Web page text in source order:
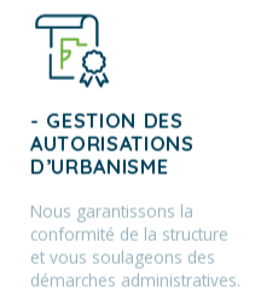
- GESTION DES
AUTORISATIONS
D’URBANISME
Nous garantissons la
conformité de la structure
et vous soulageons des
démarches administratives.